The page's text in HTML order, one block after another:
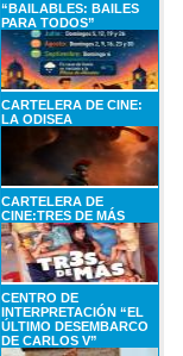
“BAILABLES: BAILES
PARA TODOS”
CARTELERA DE CINE:
LA ODISEA
CARTELERA DE
CINE:TRES DE MÁS
CENTRO DE
INTERPRETACIÓN “EL
ÚLTIMO DESEMBARCO
DE CARLOS V”